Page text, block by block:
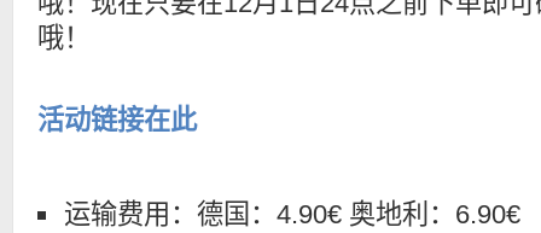
哦！
活动链接在此
运输费用：德国：4.90€ 奥地利：6.90€